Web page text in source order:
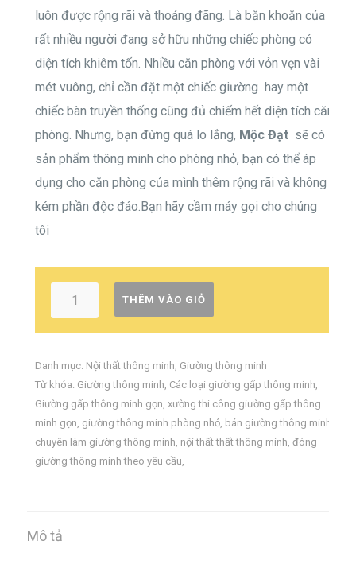
luôn được rộng rãi và thoáng đãng. Là băn khoăn của
rất nhiều người đang sở hữu những chiếc phòng có
diện tích khiêm tốn. Nhiều căn phòng với vỏn vẹn vài
mét vuông, chỉ cần đặt một chiếc giường hay một
chiếc bàn truyền thống cũng đủ chiếm hết diện tích căn
phòng. Nhưng, bạn đừng quá lo lắng, Mộc Đạt sẽ có
sản phẩm thông minh cho phòng nhỏ, bạn có thể áp
dụng cho căn phòng của mình thêm rộng rãi và không
kém phần độc đáo.Bạn hãy cầm máy gọi cho chúng
tôi
THÊM VÀO GIỎ
Danh mục: Nội thất thông minh, Giường thông minh
Từ khóa: Giường thông minh, Các loại giường gấp thông minh,
Giường gấp thông minh gọn, xường thi công giường gấp thông
minh gọn, giường thông minh phòng nhỏ, bán giường thông minh
chuyên làm giường thông minh, nội thất thất thông minh, đóng
giường thông minh theo yêu cầu,
Mô tả